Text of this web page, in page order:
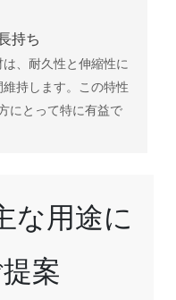
持ち
、耐久性と伸縮性に
持します。この特性
にとって特に有益で
な用途に
案